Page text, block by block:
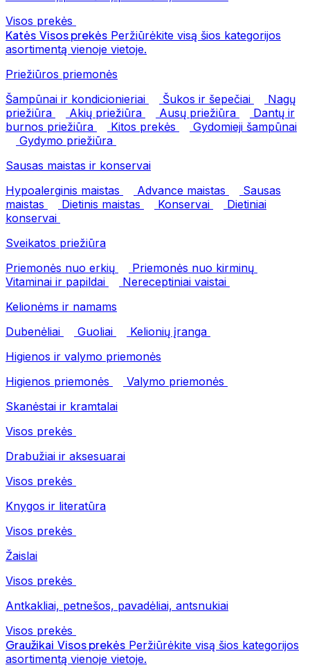
Visos prekės
Katės Visos prekės Peržiūrėkite visą šios kategorijos
asortimentą vienoje vietoje.
Priežiūros priemonės
Šampūnai ir kondicionieriai
Šukos ir šepečiai
Nagų
priežiūra
Akių priežiūra Ausų priežiūra
Dantų ir
burnos priežiūra
Kitos prekės
Gydomieji šampūnai
Gydymo priežiūra
Sausas maistas ir konservai
Hypoalerginis maistas
Advance maistas
Sausas
maistas
Dietinis maistas Konservai
Dietiniai
konservai
Sveikatos priežiūra
Priemonės nuo erkių
Priemonės nuo kirminų
Vitaminai ir papildai
Nereceptiniai vaistai
Kelionėms ir namams
Dubenėliai
Guoliai
Kelionių įranga
Higienos ir valymo priemonės
Higienos priemonės
Valymo priemonės
Skanėstai ir kramtalai
Visos prekės
Drabužiai ir aksesuarai
Visos prekės
Knygos ir literatūra
Visos prekės
Žaislai
Visos prekės
Antkakliai, petnešos, pavadėliai, antsnukiai
Visos prekės
Graužikai Visos prekės Peržiūrėkite visą šios kategorijos
asortimentą vienoje vietoje.